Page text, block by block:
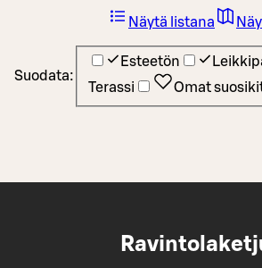
Suodata:
Esteetön
Terassi
Omat
Näytä listana